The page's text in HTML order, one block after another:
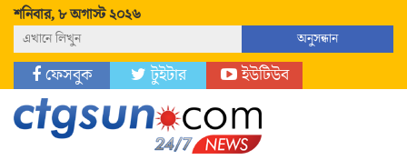
শনিবার, ৮ অগাস্ট ২০২৬
নিউজ
অনুসন্ধান
ফেসবুক টুইটার ইউটিউব